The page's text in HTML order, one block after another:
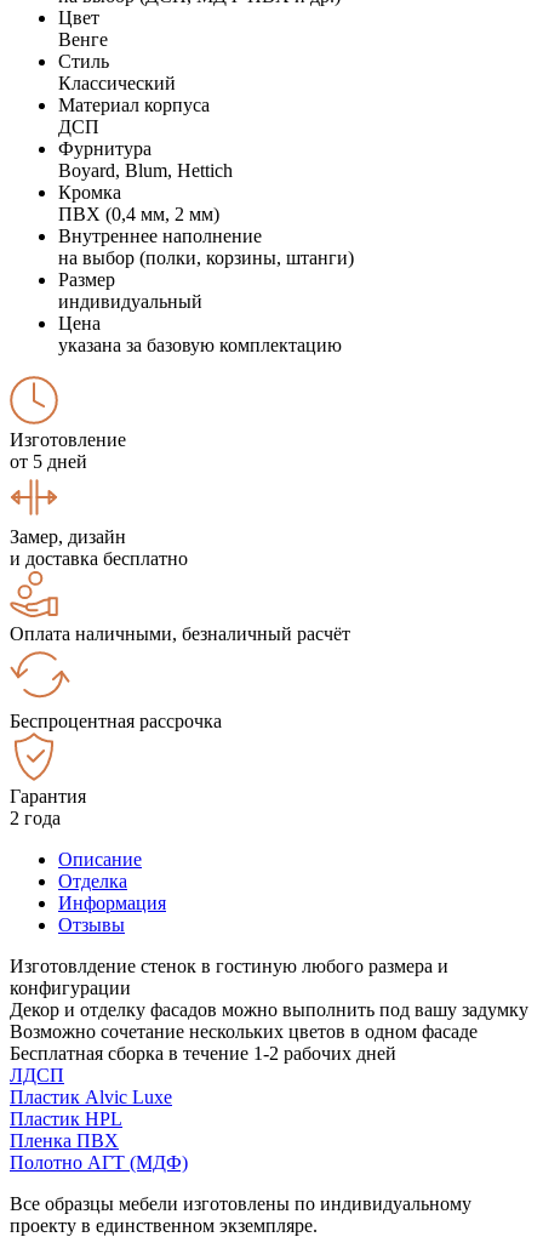
Цвет
Венге
Стиль
Классический
Материал корпуса
ДСП
Фурнитура
Boyard, Blum, Hettich
Кромка
ПВХ (0,4 мм, 2 мм)
Внутреннее наполнение
на выбор (полки, корзины, штанги)
Размер
индивидуальный
Цена
указана за базовую комплектацию
Изготовление
от 5 дней
Замер, дизайн
и доставка бесплатно
Оплата наличными, безналичный расчёт
Беспроцентная рассрочка
Гарантия
2 года
Описание
Отделка
Информация
Отзывы
Изготовлдение стенок в гостиную любого размера и
конфигурации
Декор и отделку фасадов можно выполнить под вашу задумку
Возможно сочетание нескольких цветов в одном фасаде
Бесплатная сборка в течение 1-2 рабочих дней
ЛДСП
Пластик Alvic Luxe
Пластик HPL
Пленка ПВХ
Полотно АГТ (МДФ)
Все образцы мебели изготовлены по индивидуальному
проекту в единственном экземпляре.